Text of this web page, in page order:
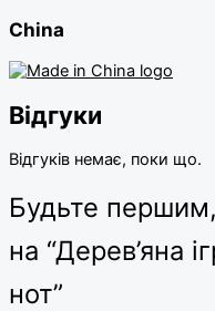
China
Відгуки
Відгуків немає, поки що.
Будьте
на “Дерев’яна
нот”